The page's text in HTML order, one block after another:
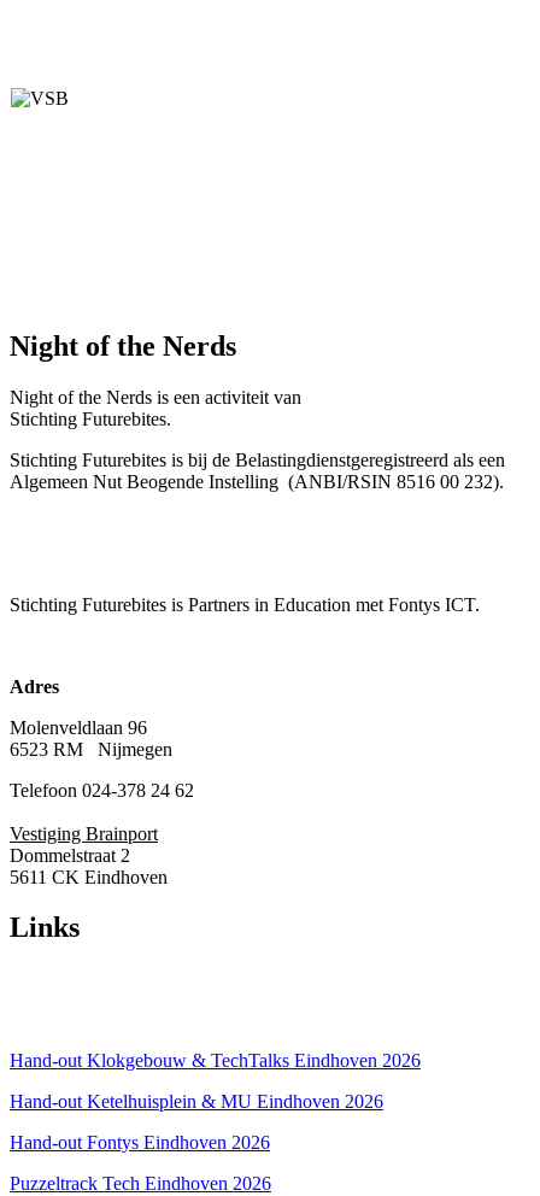
Night of the Nerds
Night of the Nerds is een activiteit van
Stichting Futurebites.
Stichting Futurebites is bij de Belastingdienstgeregistreerd als een
Algemeen Nut Beogende Instelling (ANBI/RSIN 8516 00 232).
Stichting Futurebites is Partners in Education met Fontys ICT.
Adres
Molenveldlaan 96
6523 RM Nijmegen
Telefoon 024-378 24 62
Vestiging Brainport
Dommelstraat 2
5611 CK Eindhoven
Links
Hand-out Klokgebouw & TechTalks Eindhoven 2026
Hand-out Ketelhuisplein & MU Eindhoven 2026
Hand-out Fontys Eindhoven 2026
Puzzeltrack Tech Eindhoven 2026